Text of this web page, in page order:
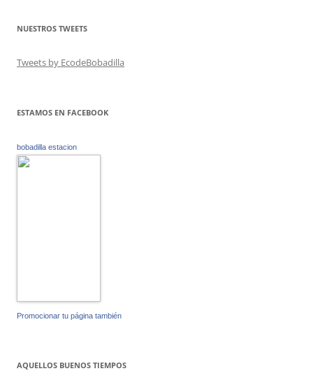
NUESTROS TWEETS
Tweets by EcodeBobadilla
ESTAMOS EN FACEBOOK
bobadilla estacion
Promocionar tu página también
AQUELLOS BUENOS TIEMPOS